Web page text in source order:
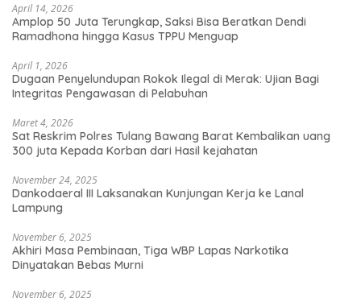
April 14, 2026
Amplop 50 Juta Terungkap, Saksi Bisa Beratkan Dendi
Ramadhona hingga Kasus TPPU Menguap
April 1, 2026
Dugaan Penyelundupan Rokok Ilegal di Merak: Ujian Bagi
Integritas Pengawasan di Pelabuhan
Maret 4, 2026
Sat Reskrim Polres Tulang Bawang Barat Kembalikan uang
300 juta Kepada Korban dari Hasil kejahatan
November 24, 2025
Dankodaeral III Laksanakan Kunjungan Kerja ke Lanal
Lampung
November 6, 2025
Akhiri Masa Pembinaan, Tiga WBP Lapas Narkotika
Dinyatakan Bebas Murni
November 6, 2025